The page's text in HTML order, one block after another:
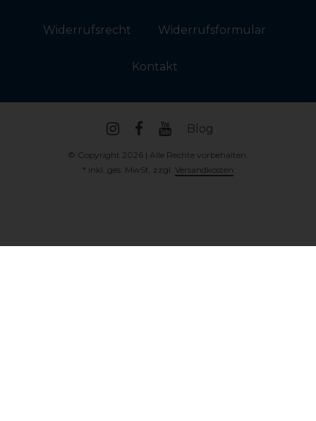
Widerrufs­recht Widerrufs­formular
Kontakt
Blog
© Copyright 2026 | Alle Rechte vorbehalten.
* inkl. ges. MwSt. zzgl. Versandkosten